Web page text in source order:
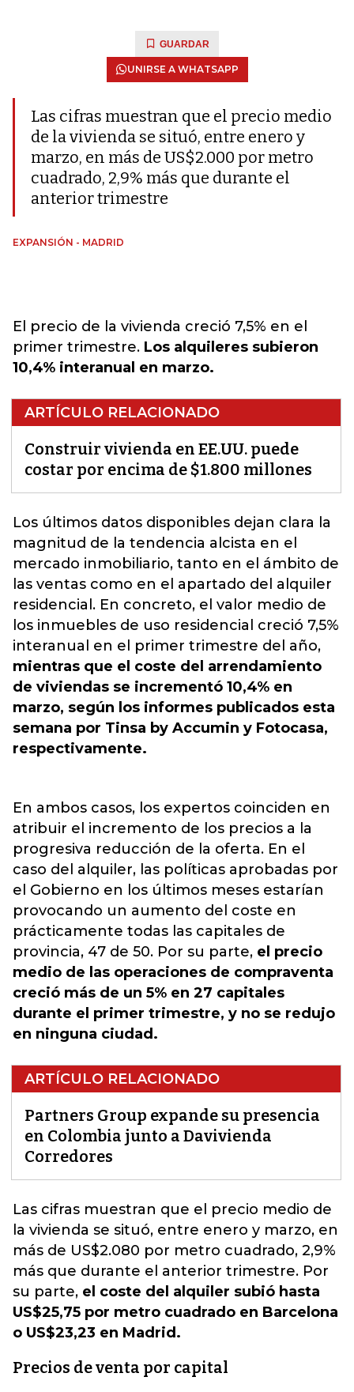
GUARDAR
UNIRSE A WHATSAPP
Las cifras muestran que el precio medio
de la vivienda se situó, entre enero y
marzo, en más de US$2.000 por metro
cuadrado, 2,9% más que durante el
anterior trimestre
EXPANSIÓN - MADRID
El precio de la vivienda creció 7,5% en el
primer trimestre. Los alquileres subieron
10,4% interanual en marzo.
ARTÍCULO RELACIONADO
Construir vivienda en EE.UU. puede
costar por encima de $1.800 millones
Los últimos datos disponibles dejan clara la
magnitud de la tendencia alcista en el
mercado inmobiliario, tanto en el ámbito de
las ventas como en el apartado del alquiler
residencial. En concreto, el valor medio de
los inmuebles de uso residencial creció 7,5%
interanual en el primer trimestre del año,
mientras que el coste del arrendamiento
de viviendas se incrementó 10,4% en
marzo, según los informes publicados esta
semana por Tinsa by Accumin y Fotocasa,
respectivamente.
En ambos casos, los expertos coinciden en
atribuir el incremento de los precios a la
progresiva reducción de la oferta. En el
caso del alquiler, las políticas aprobadas por
el Gobierno en los últimos meses estarían
provocando un aumento del coste en
prácticamente todas las capitales de
provincia, 47 de 50. Por su parte, el precio
medio de las operaciones de compraventa
creció más de un 5% en 27 capitales
durante el primer trimestre, y no se redujo
en ninguna ciudad.
ARTÍCULO RELACIONADO
Partners Group expande su presencia
en Colombia junto a Davivienda
Corredores
Las cifras muestran que el precio medio de
la vivienda se situó, entre enero y marzo, en
más de US$2.080 por metro cuadrado, 2,9%
más que durante el anterior trimestre. Por
su parte, el coste del alquiler subió hasta
US$25,75 por metro cuadrado en Barcelona
o US$23,23 en Madrid.
Precios de venta por capital